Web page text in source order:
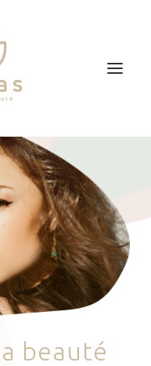
a beauté